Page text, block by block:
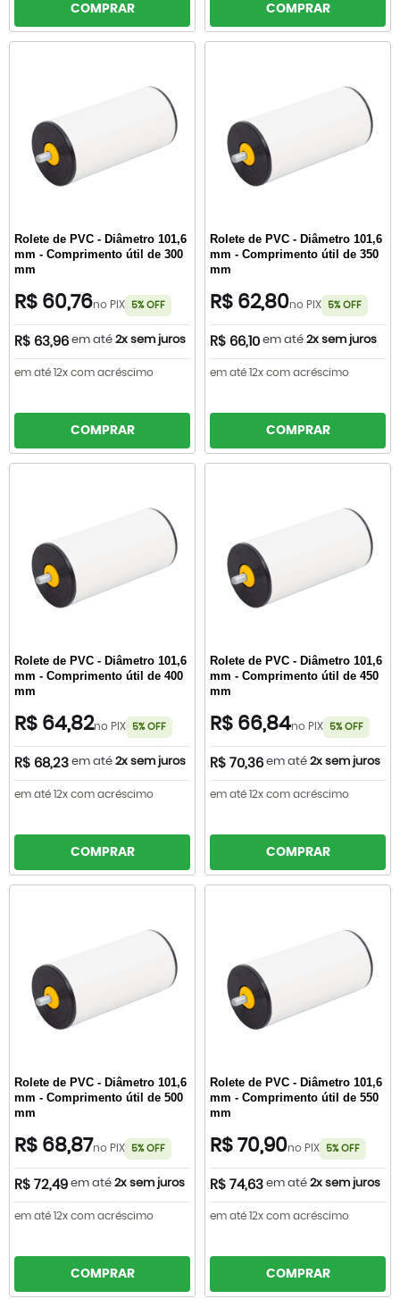
COMPRAR COMPRAR
Rolete de PVC - Diâmetro 101,6
mm - Comprimento útil de 300
mm
R$ 60,76no PIX 5% OFF
R$ 63,96 em até 2x sem juros
em até 12x com acréscimo
COMPRAR
Rolete de PVC - Diâmetro 101,6
mm - Comprimento útil de 350
mm
R$ 62,80no PIX 5% OFF
R$ 66,10 em até 2x sem juros
em até 12x com acréscimo
COMPRAR
Rolete de PVC - Diâmetro 101,6
mm - Comprimento útil de 400
mm
R$ 64,82no PIX 5% OFF
R$ 68,23 em até 2x sem juros
em até 12x com acréscimo
COMPRAR
Rolete de PVC - Diâmetro 101,6
mm - Comprimento útil de 450
mm
R$ 66,84no PIX 5% OFF
R$ 70,36 em até 2x sem juros
em até 12x com acréscimo
COMPRAR
Rolete de PVC - Diâmetro 101,6
mm - Comprimento útil de 500
mm
R$ 68,87no PIX 5% OFF
R$ 72,49 em até 2x sem juros
em até 12x com acréscimo
COMPRAR
Rolete de PVC - Diâmetro 101,6
mm - Comprimento útil de 550
mm
R$ 70,90no PIX 5% OFF
R$ 74,63 em até 2x sem juros
em até 12x com acréscimo
COMPRAR